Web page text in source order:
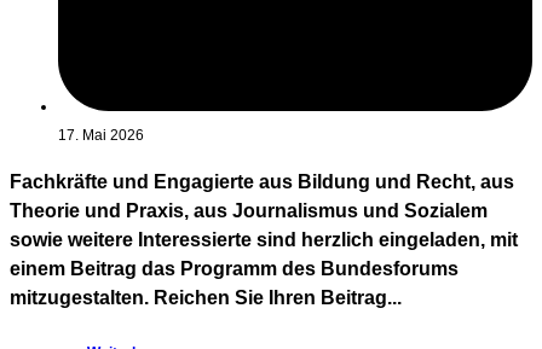
17. Mai 2026
Fachkräfte und Engagierte aus Bildung und Recht, aus
Theorie und Praxis, aus Journalismus und Sozialem
sowie weitere Interessierte sind herzlich eingeladen, mit
einem Beitrag das Programm des Bundesforums
mitzugestalten. Reichen Sie Ihren Beitrag...